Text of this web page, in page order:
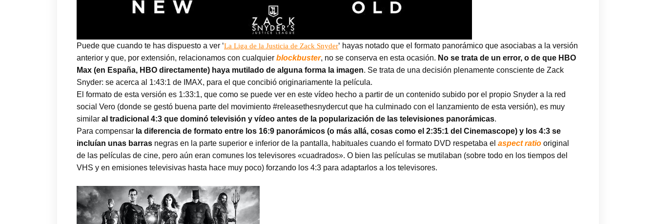
Puede que cuando te has dispuesto a ver ‘La Liga de la Justicia de Zack Snyder‘ hayas notado que el formato panorámico que asociabas a la versión
anterior y que, por extensión, relacionamos con cualquier blockbuster, no se conserva en esta ocasión. No se trata de un error, o de que HBO
Max (en España, HBO directamente) haya mutilado de alguna forma la imagen. Se trata de una decisión plenamente consciente de Zack
Snyder: se acerca al 1:43:1 de IMAX, para el que concibió originariamente la película.
El formato de esta versión es 1:33:1, que como se puede ver en este vídeo hecho a partir de un contenido subido por el propio Snyder a la red
social Vero (donde se gestó buena parte del movimiento #releasethesnydercut que ha culminado con el lanzamiento de esta versión), es muy
similar al tradicional 4:3 que dominó televisión y vídeo antes de la popularización de las televisiones panorámicas.
Para compensar la diferencia de formato entre los 16:9 panorámicos (o más allá, cosas como el 2:35:1 del Cinemascope) y los 4:3 se
incluían unas barras negras en la parte superior e inferior de la pantalla, habituales cuando el formato DVD respetaba el aspect ratio original
de las películas de cine, pero aún eran comunes los televisores «cuadrados». O bien las películas se mutilaban (sobre todo en los tiempos del
VHS y en emisiones televisivas hasta hace muy poco) forzando los 4:3 para adaptarlos a los televisores.